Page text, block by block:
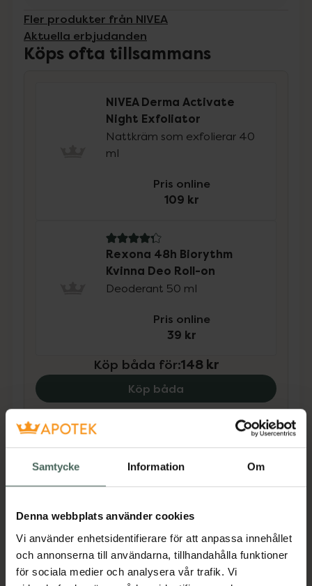
Samtycke Information Om
Denna webbplats använder cookies
Vi använder enhetsidentifierare för att anpassa innehållet
och annonserna till användarna, tillhandahålla funktioner
för sociala medier och analysera vår trafik. Vi
Fler produkter från NIVEA
Aktuella erbjudanden
Köps ofta tillsammans
NIVEA Derma Activate
Night Exfoliator
Nattkräm som exfolierar 40
ml
Pris online
109 kr
4.3 av 5 i omdöme
Rexona 48h Biorythm
Kvinna Deo Roll-on
Deoderant 50 ml
Pris online
39 kr
Köp båda för:148 kr
Köp båda
Beskrivning Dölj
- Kemisk peeling för ansiktet- Reducerar och
AHA/BHA och Niacinamid- Förfinad hud på 7
dagar- Stödjer hudens förnyelseprocess-
Vegansk formula - inga animaliska
ingredienserUppgradera din rengöringsrutin